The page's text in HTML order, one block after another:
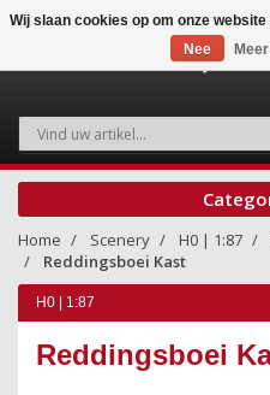
Home Scenery H0 | 1:87
Reddingsboei Kast
H0 | 1:87
Reddingsboei
Wij slaan cookies op om onze
Nee